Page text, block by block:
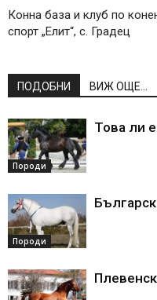
Конна база и клуб по
спорт „Елит“, с. Градец
ПОДОБНИ ВИЖ ОЩЕ...
Породи
Това ли
Породи